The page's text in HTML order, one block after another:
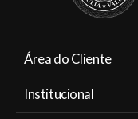
Área do Cliente
Institucional